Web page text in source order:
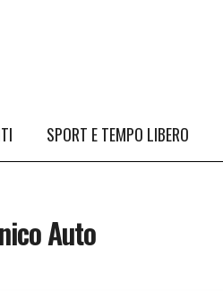
SPORT E TEMPO LIBERO
Auto